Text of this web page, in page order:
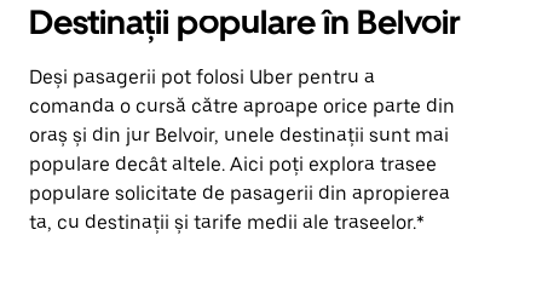
Destinații populare în Belvoir
Deși pasagerii pot folosi Uber pentru a
comanda o cursă către aproape orice parte din
oraș și din jur Belvoir, unele destinații sunt mai
populare decât altele. Aici poți explora trasee
populare solicitate de pasagerii din apropierea
ta, cu destinații și tarife medii ale traseelor.*